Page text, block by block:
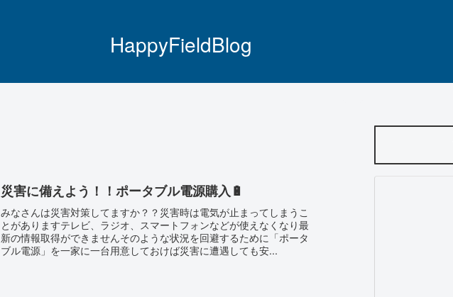
HappyFieldBlog
災害に備えよう！！ポータブル電源購入🔋
みなさんは災害対策してますか？？災害時は電気が止まってしまうこ
とがありますテレビ、ラジオ、スマートフォンなどが使えなくなり最
新の情報取得ができませんそのような状況を回避するために「ポータ
ブル電源」を一家に一台用意しておけば災害に遭遇しても安...